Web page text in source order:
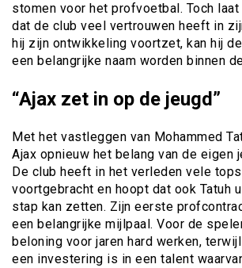
stomen voor het profvoetbal. Toch
dat de club veel vertrouwen heeft in
hij zijn ontwikkeling voortzet, kan hij
een belangrijke naam worden binnen
“Ajax zet in op de jeugd”
Met het vastleggen van Mohammed
Ajax opnieuw het belang van de eigen
De club heeft in het verleden vele
voortgebracht en hoopt dat ook Tatuh
stap kan zetten. Zijn eerste
een belangrijke mijlpaal. Voor de
beloning voor jaren hard werken,
een investering is in een talent